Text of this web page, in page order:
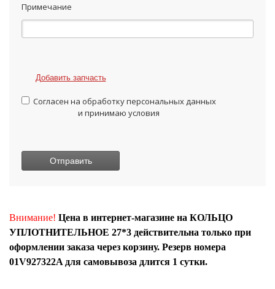
Примечание
Добавить запчасть
Согласен на обработку персональных данных
и принимаю условия
Внимание! Цена в интернет-магазине на КОЛЬЦО
УПЛОТНИТЕЛЬНОЕ 27*3 действительна только при
оформлении заказа через корзину. Резерв номера
01V927322A для самовывоза длится 1 сутки.